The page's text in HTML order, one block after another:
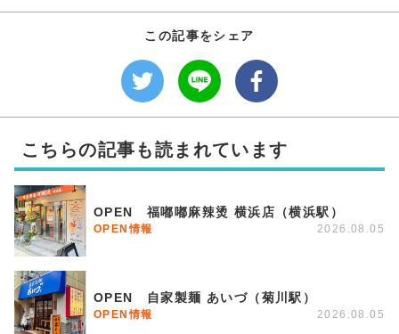
この記事をシェア
こちらの記事も読まれています
OPEN 福嘟嘟麻辣烫 横浜店（横浜駅）
OPEN情報 2026.08.05
OPEN 自家製麺 あいづ（菊川駅）
OPEN情報 2026.08.05